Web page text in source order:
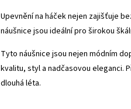
Upevnění na háček nejen zajišťuje
náušnice jsou ideální pro širokou
Tyto náušnice jsou nejen módním
kvalitu, styl a nadčasovou eleganci.
dlouhá léta.